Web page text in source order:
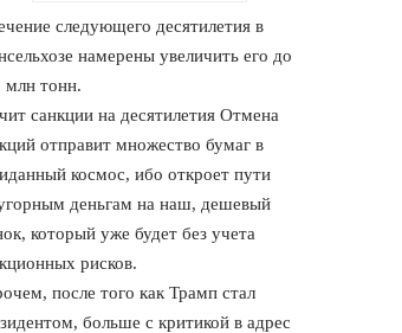
следующего десятилетия в
намерены увеличить его до
млн тонн.
санкции на десятилетия Отмена
отправит множество бумаг в
космос, ибо откроет пути
деньгам на наш, дешевый
который уже будет без учета
рисков.
после того как Трамп стал
больше с критикой в адрес